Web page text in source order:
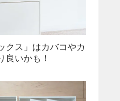
クス」はカバコやカ
良いかも！